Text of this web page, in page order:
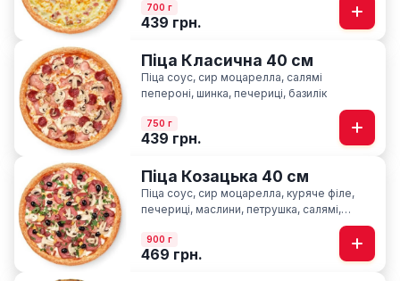
700 г
439 грн.
Піца Класична 40 см
Піца соус, сир моцарелла, салямі
пепероні, шинка, печериці, базилік
750 г
439 грн.
Піца Козацька 40 см
Піца соус, сир моцарелла, куряче філе,
печериці, маслини, петрушка, салямі,
900 г
469 грн.